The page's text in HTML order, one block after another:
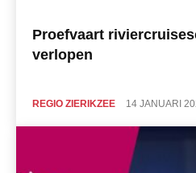
Proefvaart
verlopen
REGIO ZIERIKZEE 14 JANUARI